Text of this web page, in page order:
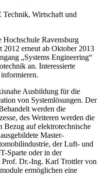
Wirtschaft und
Ravensburg
2012 erneut ab Oktober 2013
„Systems Engineering“
an. Interessierte
Ausbildung für die
von Systemlösungen. Der
werden die
des Weiteren werden die
Bezug auf elektrotechnische
Master-
der Luft- und
Sparte oder in der
Prof. Dr.-Ing. Karl Trottler von
ermöglichen eine